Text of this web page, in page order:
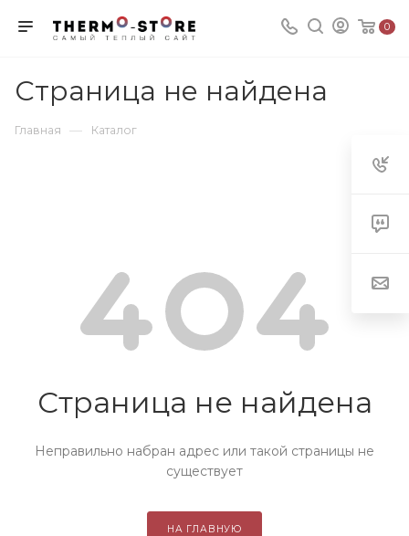
0
Страница не найдена
Главная — Каталог
Страница не найдена
Неправильно набран адрес или такой страницы не
существует
НА ГЛАВНУЮ